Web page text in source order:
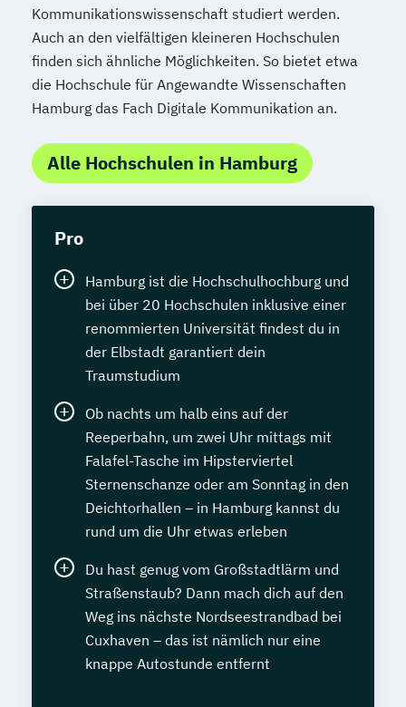
Kommunikationswissenschaft studiert werden.
Auch an den vielfältigen kleineren Hochschulen
finden sich ähnliche Möglichkeiten. So bietet etwa
die Hochschule für Angewandte Wissenschaften
Hamburg das Fach Digitale Kommunikation an.
Alle Hochschulen in Hamburg
Pro
Hamburg ist die Hochschulhochburg und
bei über 20 Hochschulen inklusive einer
renommierten Universität findest du in
der Elbstadt garantiert dein
Traumstudium
Ob nachts um halb eins auf der
Reeperbahn, um zwei Uhr mittags mit
Falafel-Tasche im Hipsterviertel
Sternenschanze oder am Sonntag in den
Deichtorhallen – in Hamburg kannst du
rund um die Uhr etwas erleben
Du hast genug vom Großstadtlärm und
Straßenstaub? Dann mach dich auf den
Weg ins nächste Nordseestrandbad bei
Cuxhaven – das ist nämlich nur eine
knappe Autostunde entfernt